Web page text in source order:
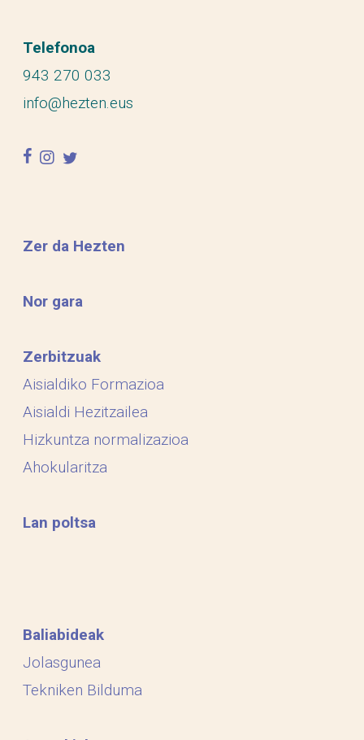
Telefonoa
943 270 033
info@hezten.eus
facebook
instagram
twitter
Zer da Hezten
Nor gara
Zerbitzuak
Aisialdiko Formazioa
Aisialdi Hezitzailea
Hizkuntza normalizazioa
Ahokularitza
Lan poltsa
Baliabideak
Jolasgunea
Tekniken Bilduma